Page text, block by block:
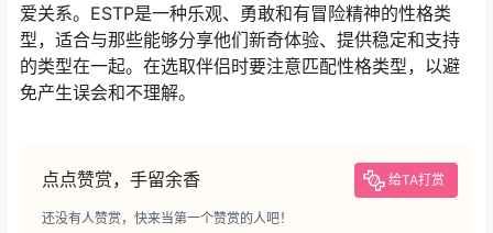
爱关系。ESTP是一种乐观、勇敢和有冒险精神的性格类
型，适合与那些能够分享他们新奇体验、提供稳定和支持
的类型在一起。在选取伴侣时要注意匹配性格类型，以避
免产生误会和不理解。
点点赞赏，手留余香 给TA打赏
还没有人赞赏，快来当第一个赞赏的人吧！